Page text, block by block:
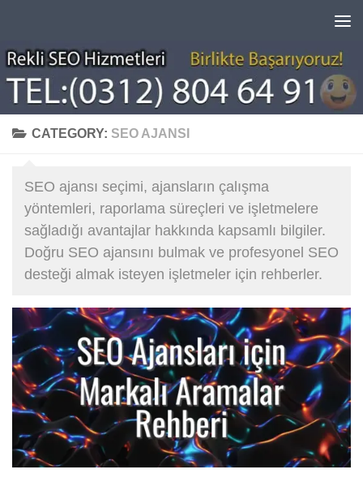
CATEGORY: SEO AJANSI
SEO ajansı seçimi, ajansların çalışma
yöntemleri, raporlama süreçleri ve işletmelere
sağladığı avantajlar hakkında kapsamlı bilgiler.
Doğru SEO ajansını bulmak ve profesyonel SEO
desteği almak isteyen işletmeler için rehberler.